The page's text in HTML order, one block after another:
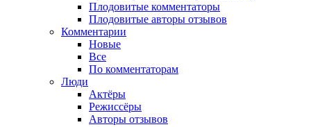
Плодовитые комментаторы
Плодовитые авторы отзывов
Комментарии
Новые
Все
По комментаторам
Люди
Актёры
Режиссёры
Авторы отзывов